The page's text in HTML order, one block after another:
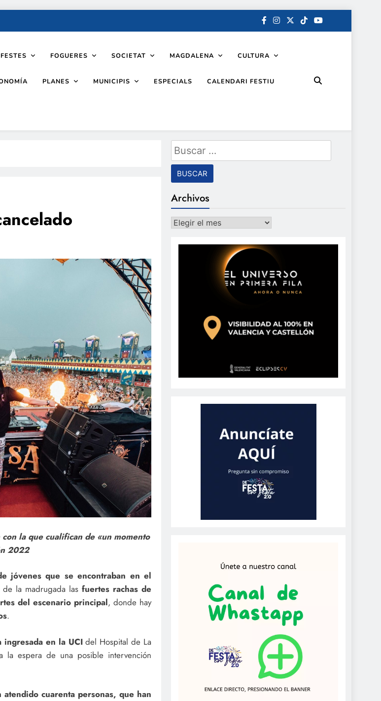
FESTES FOGUERES SOCIETAT MAGDALENA CULTURA
PLANES MUNICIPIS ESPECIALS CALENDARI FESTIU
la que cualifican de «un momento
2022
jóvenes que se encontraban en el
la madrugada las fuertes rachas de
del escenario principal, donde hay
.
ingresada en la UCIdel Hospital de La
la espera de una posible intervención
atendido cuarenta personas, que han
Buscar:
Archivos
Archivos